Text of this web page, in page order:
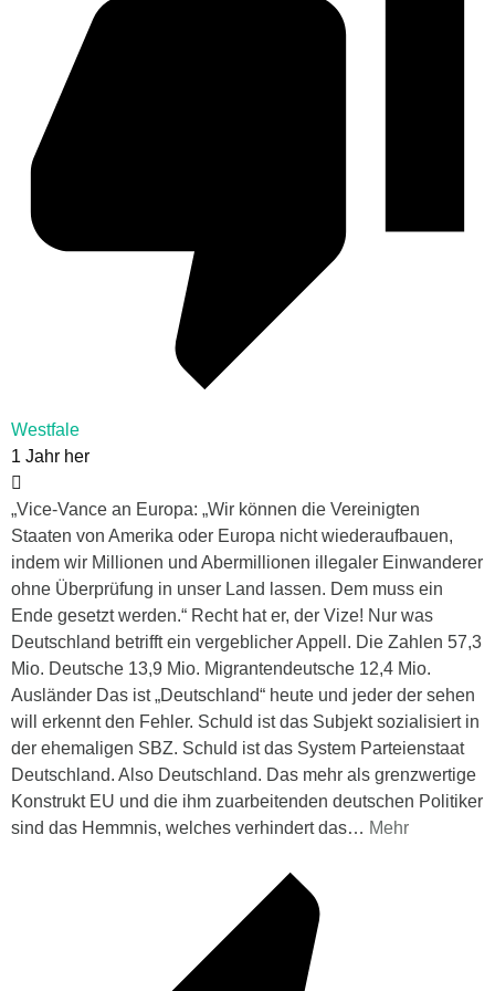
Westfale
1 Jahr her
„Vice-Vance an Europa: „Wir können die Vereinigten
Staaten von Amerika oder Europa nicht wiederaufbauen,
indem wir Millionen und Abermillionen illegaler Einwanderer
ohne Überprüfung in unser Land lassen. Dem muss ein
Ende gesetzt werden.“ Recht hat er, der Vize! Nur was
Deutschland betrifft ein vergeblicher Appell. Die Zahlen 57,3
Mio. Deutsche 13,9 Mio. Migrantendeutsche 12,4 Mio.
Ausländer Das ist „Deutschland“ heute und jeder der sehen
will erkennt den Fehler. Schuld ist das Subjekt sozialisiert in
der ehemaligen SBZ. Schuld ist das System Parteienstaat
Deutschland. Also Deutschland. Das mehr als grenzwertige
Konstrukt EU und die ihm zuarbeitenden deutschen Politiker
sind das Hemmnis, welches verhindert das… Mehr